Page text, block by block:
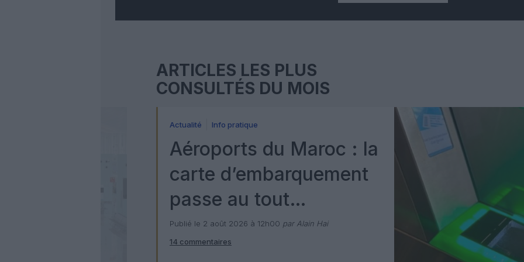
ARTICLES LES PLUS
CONSULTÉS DU MOIS
Actualité Info pratique
Aéroports du Maroc : la
carte d’embarquement
passe au tout
numérique avec Pax
Check
Publié le 2 août 2026 à 12h00 par Alain Hai
14 commentaires